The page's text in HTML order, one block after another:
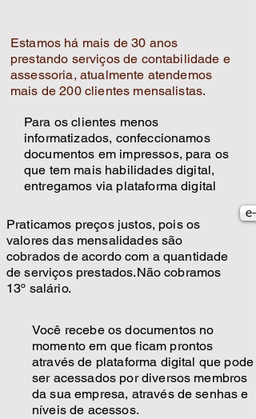
Estamos há mais de 30 anos
prestando serviços de contabilidade e
assessoria, atualmente atendemos
mais de 200 clientes mensalistas.
​Para os clientes menos
informatizados, confeccionamos
documentos em impressos, para os
que tem mais habilidades digital,
entregamos via plataforma digital
e-
Praticamos preços justos, pois os
valores das mensalidades são
cobrados de acordo com a quantidade
de serviços prestados.Não cobramos
13º salário.
Você recebe os documentos no
momento em que ficam prontos
através de plataforma digital que pode
ser acessados por diversos membros
da sua empresa, através de senhas e
níveis de acessos.